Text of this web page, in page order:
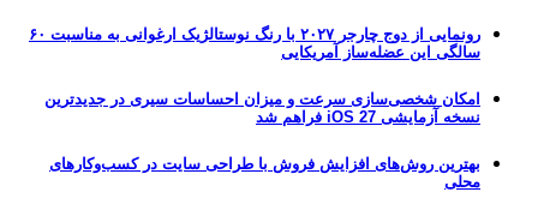
رونمایی از دوج چارجر ۲۰۲۷ با رنگ نوستالژیک ارغوانی به مناسبت ۶۰
سالگی این عضله‌ساز آمریکایی
امکان شخصی‌سازی سرعت و میزان احساسات سیری در جدیدترین
نسخه آزمایشی iOS 27 فراهم شد
بهترین روش‌های افزایش فروش با طراحی سایت در کسب‌وکارهای
محلی